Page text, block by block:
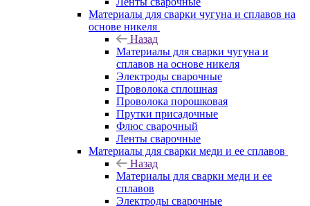
Материалы для сварки чугуна и сплавов на
основе никеля
Назад
Материалы для сварки чугуна и
сплавов на основе никеля
Электроды сварочные
Проволока сплошная
Проволока порошковая
Прутки присадочные
Флюс сварочный
Ленты сварочные
Материалы для сварки меди и ее сплавов
Назад
Материалы для сварки меди и ее
сплавов
Электроды сварочные